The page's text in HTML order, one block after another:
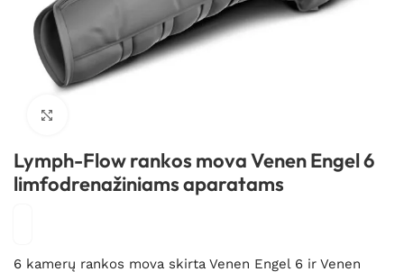
Lymph-Flow rankos mova Venen Engel 6
limfodrenažiniams aparatams
6 kamerų rankos mova skirta Venen Engel 6 ir Venen